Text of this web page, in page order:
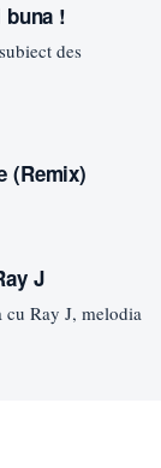
buna !
des
(Remix)
J
Ray J, melodia